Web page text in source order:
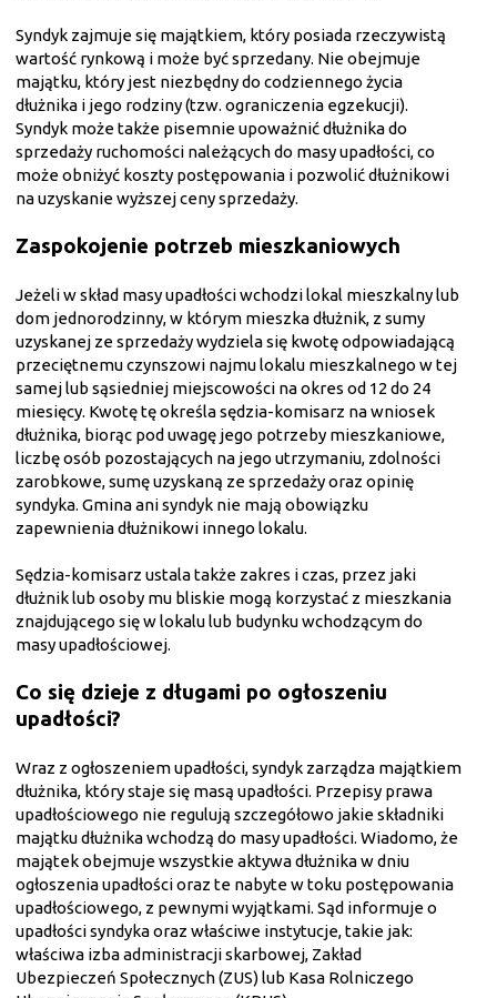
Syndyk zajmuje się majątkiem, który posiada rzeczywistą
wartość rynkową i może być sprzedany. Nie obejmuje
majątku, który jest niezbędny do codziennego życia
dłużnika i jego rodziny (tzw. ograniczenia egzekucji).
Syndyk może także pisemnie upoważnić dłużnika do
sprzedaży ruchomości należących do masy upadłości, co
może obniżyć koszty postępowania i pozwolić dłużnikowi
na uzyskanie wyższej ceny sprzedaży.
Zaspokojenie potrzeb mieszkaniowych
Jeżeli w skład masy upadłości wchodzi lokal mieszkalny lub
dom jednorodzinny, w którym mieszka dłużnik, z sumy
uzyskanej ze sprzedaży wydziela się kwotę odpowiadającą
przeciętnemu czynszowi najmu lokalu mieszkalnego w tej
samej lub sąsiedniej miejscowości na okres od 12 do 24
miesięcy. Kwotę tę określa sędzia-komisarz na wniosek
dłużnika, biorąc pod uwagę jego potrzeby mieszkaniowe,
liczbę osób pozostających na jego utrzymaniu, zdolności
zarobkowe, sumę uzyskaną ze sprzedaży oraz opinię
syndyka. Gmina ani syndyk nie mają obowiązku
zapewnienia dłużnikowi innego lokalu.
Sędzia-komisarz ustala także zakres i czas, przez jaki
dłużnik lub osoby mu bliskie mogą korzystać z mieszkania
znajdującego się w lokalu lub budynku wchodzącym do
masy upadłościowej.
Co się dzieje z długami po ogłoszeniu
upadłości?
Wraz z ogłoszeniem upadłości, syndyk zarządza majątkiem
dłużnika, który staje się masą upadłości. Przepisy prawa
upadłościowego nie regulują szczegółowo jakie składniki
majątku dłużnika wchodzą do masy upadłości. Wiadomo, że
majątek obejmuje wszystkie aktywa dłużnika w dniu
ogłoszenia upadłości oraz te nabyte w toku postępowania
upadłościowego, z pewnymi wyjątkami. Sąd informuje o
upadłości syndyka oraz właściwe instytucje, takie jak:
właściwa izba administracji skarbowej, Zakład
Ubezpieczeń Społecznych (ZUS) lub Kasa Rolniczego